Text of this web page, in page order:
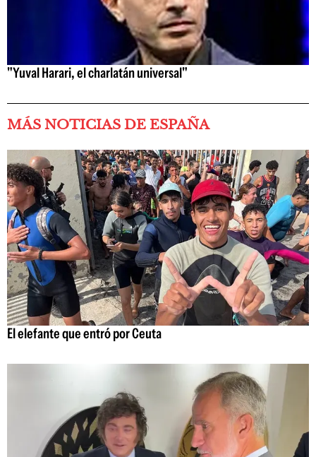
"Yuval Harari, el charlatán universal"
MÁS NOTICIAS DE ESPAÑA
El elefante que entró por Ceuta